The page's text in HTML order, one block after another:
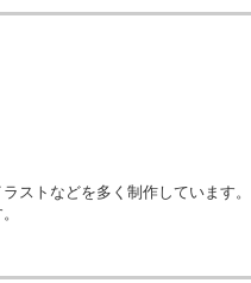
ストなどを多く制作しています。